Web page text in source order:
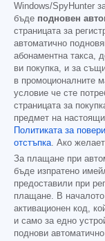
Windows/SpyHunter
бъде подновен
страницата за
автоматично
абонаментна такса,
ви покупка, и за
в промоционалните
условие че сте
страницата за
предмет на
Политиката за
отстъпка. Ако
За плащане при
бъде изпратено
предоставили при
плащане. В
активационен код,
и само за едно
поднови